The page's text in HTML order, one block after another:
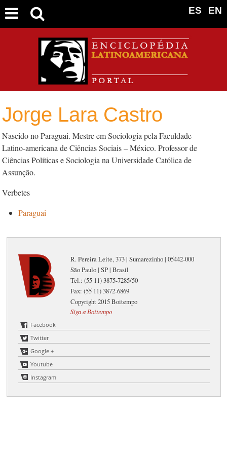
EN
ES
Jorge Lara Castro
Nascido no Paraguai. Mestre em Sociologia pela Faculdade
Latino-americana de Ciências Sociais – México. Professor de
Ciências Políticas e Sociologia na Universidade Católica de
Assunção.
Verbetes
Paraguai
R. Pereira Leite, 373 | Sumarezinho | 05442-000
São Paulo | SP | Brasil
Tel.: (55 11) 3875-7285/50
Fax: (55 11) 3872-6869
Copyright 2015 Boitempo
Siga a Boitempo
Facebook
Twitter
Google +
Youtube
Instagram